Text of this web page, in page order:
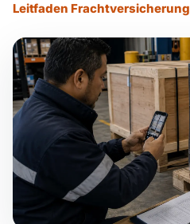
Leitfaden Frachtversicherung